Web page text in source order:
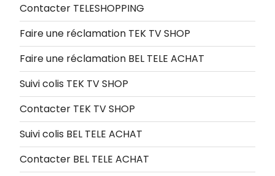
Contacter TELESHOPPING
Faire une réclamation TEK TV SHOP
Faire une réclamation BEL TELE ACHAT
Suivi colis TEK TV SHOP
Contacter TEK TV SHOP
Suivi colis BEL TELE ACHAT
Contacter BEL TELE ACHAT